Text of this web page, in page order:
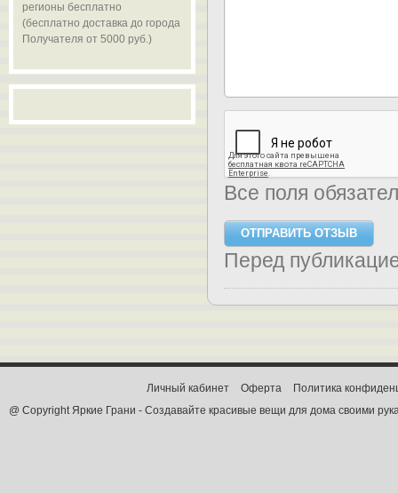
Все поля
Перед
регионы бесплатно
(бесплатно доставка до города
Получателя от 5000 руб.)
@ Copyright Яркие Грани - Создавайте красивые вещи для дома своими
Личный кабинет Оферта Политика